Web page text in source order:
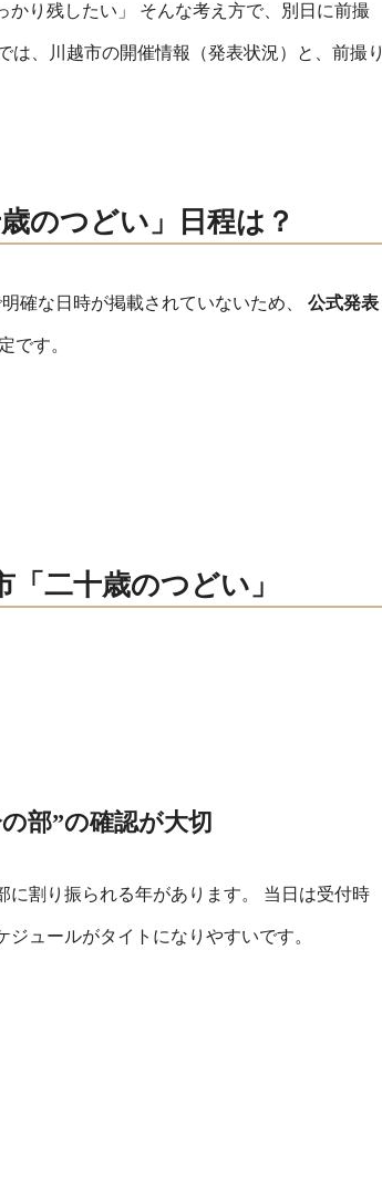
かり残したい」 そんな考え方で、別日に前撮
は、川越市の開催情報（発表状況）と、前撮り
のつどい」日程は？
確な日時が掲載されていないため、 公式発表
です。
二十歳のつどい」
部”の確認が大切
に割り振られる年があります。 当日は受付時
ュールがタイトになりやすいです。